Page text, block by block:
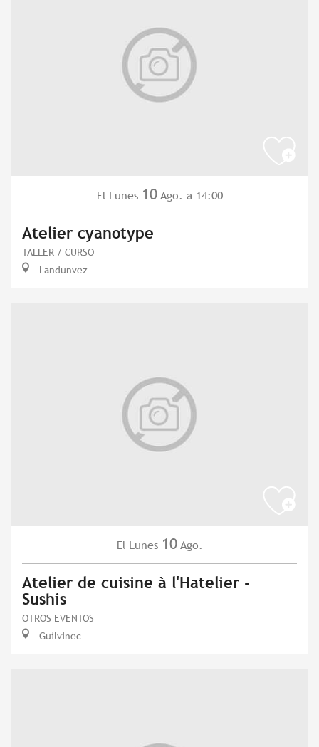
El Lunes 10 Ago. a 14:00
Atelier cyanotype
TALLER / CURSO
Landunvez
El Lunes 10 Ago.
Atelier de cuisine à l'Hatelier -
Sushis
OTROS EVENTOS
Guilvinec